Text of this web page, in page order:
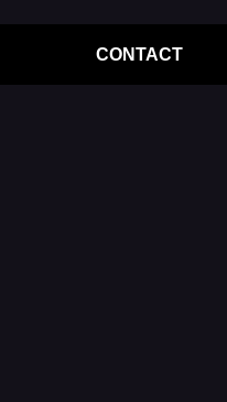
CONTACT